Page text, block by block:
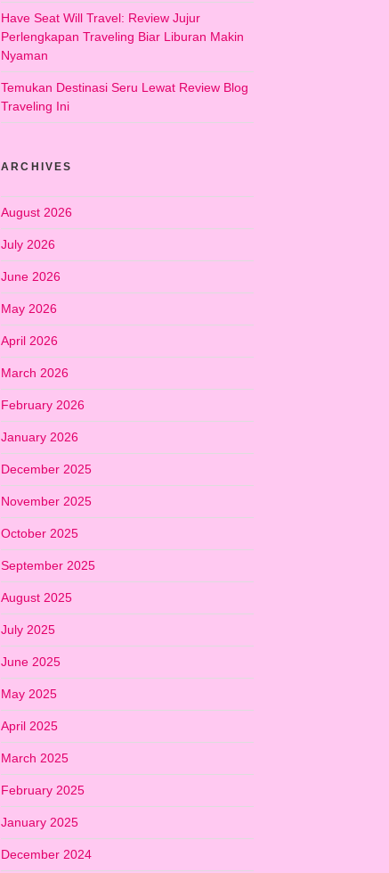
Have Seat Will Travel: Review Jujur
Perlengkapan Traveling Biar Liburan Makin
Nyaman
Temukan Destinasi Seru Lewat Review Blog
Traveling Ini
ARCHIVES
August 2026
July 2026
June 2026
May 2026
April 2026
March 2026
February 2026
January 2026
December 2025
November 2025
October 2025
September 2025
August 2025
July 2025
June 2025
May 2025
April 2025
March 2025
February 2025
January 2025
December 2024